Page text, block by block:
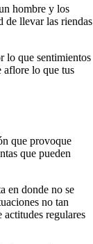
hombre y los
de llevar las riendas
lo que sentimientos
aflore lo que tus
que provoque
que pueden
en donde no se
no tan
actitudes regulares